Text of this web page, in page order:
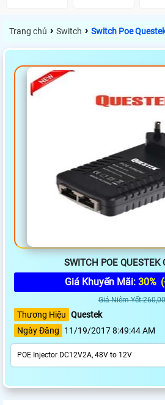
Trang chủ › Switch › Switch Poe
SWITCH POE QUESTEK
Giá Khuyến Mãi: 30%
Giá Niêm
Thương Hiệu Questek
Ngày Đăng
11/19/2017 8:49:44 AM
POE Injector DC12V2A, 48V to 12V